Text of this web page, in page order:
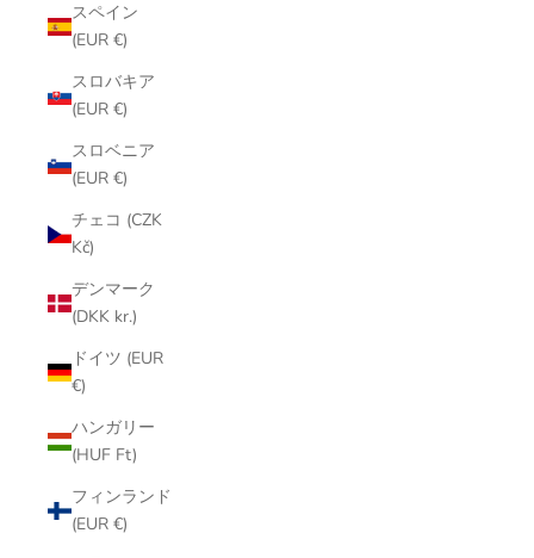
スペイン
(EUR €)
スロバキア
(EUR €)
スロベニア
(EUR €)
チェコ (CZK
Kč)
デンマーク
(DKK kr.)
ドイツ (EUR
€)
ハンガリー
(HUF Ft)
フィンランド
(EUR €)